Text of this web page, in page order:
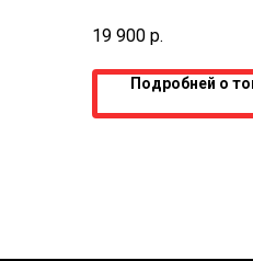
19 900 р.
Подробней о